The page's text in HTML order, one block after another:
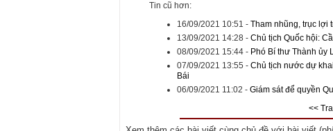
Tin cũ hơn:
16/09/2021 10:51 - Tham nhũng, trục lợi
13/09/2021 14:28- Chủ tịch Quốc hội:
08/09/2021 15:44- Phó Bí thư Thành ủy
07/09/2021 13:55 - Chủ tịch nước dự
Bái
06/09/2021 11:02 - Giám sát để quyền
<<